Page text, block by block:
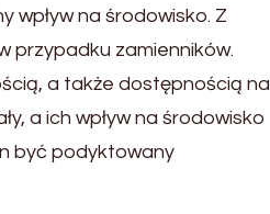
wpływ na środowisko. Z
przypadku zamienników.
a także dostępnością na
a ich wpływ na środowisko
być podyktowany